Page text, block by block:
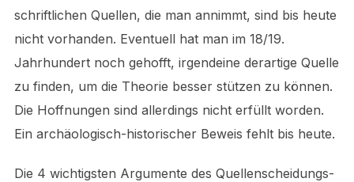
schriftlichen Quellen, die man annimmt, sind bis heute
nicht vorhanden. Eventuell hat man im 18/19.
Jahrhundert noch gehofft, irgendeine derartige Quelle
zu finden, um die Theorie besser stützen zu können.
Die Hoffnungen sind allerdings nicht erfüllt worden.
Ein archäologisch-historischer Beweis fehlt bis heute.
Die 4 wichtigsten Argumente des Quellenscheidungs-